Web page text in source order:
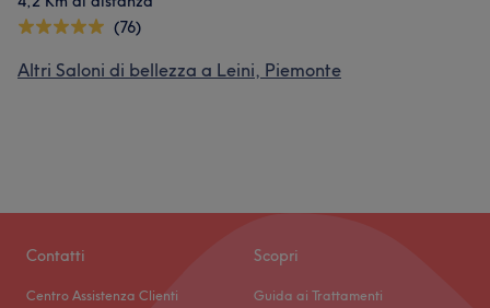
(76)
Altri Saloni di bellezza a Leini, Piemonte
Contatti
Centro Assistenza Clienti
Scopri
Guida ai Trattamenti